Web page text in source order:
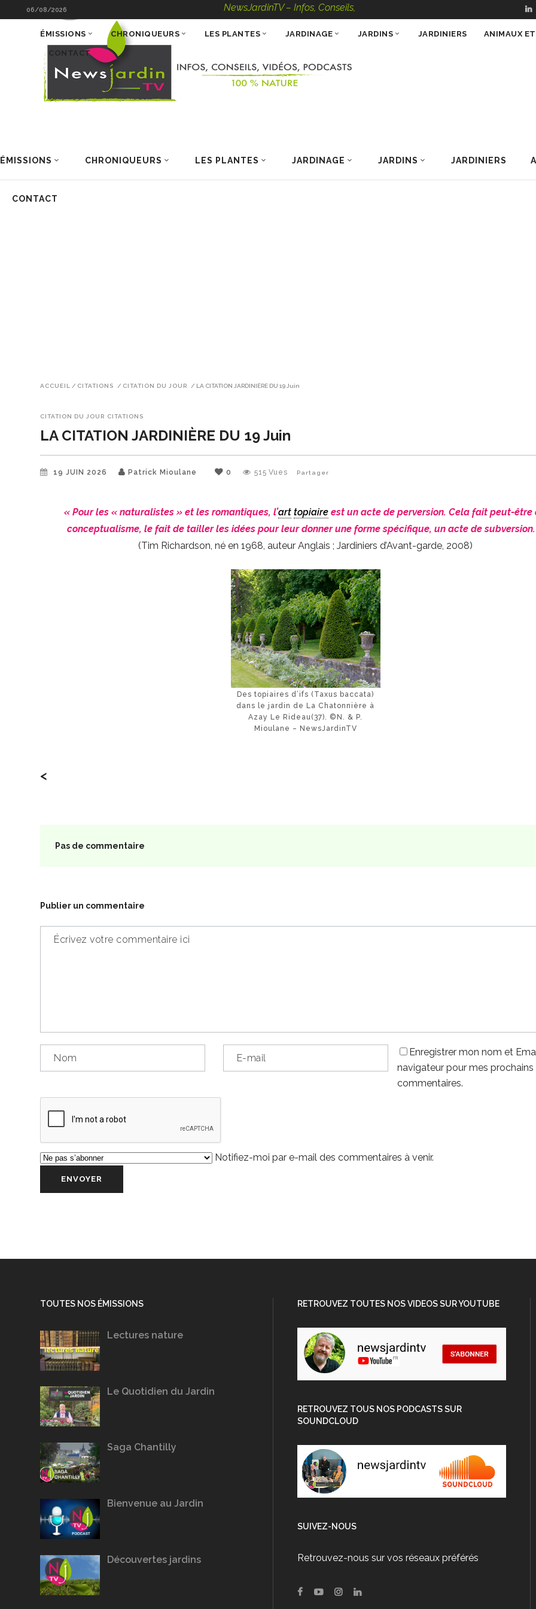
06/08/2026 NewsJardinTV – Infos, Conseils, Vidéos, Podcasts – 100 % Nature
ÉMISSIONS CHRONIQUEURS LES PLANTES JARDINAGE JARDINS JARDINIERS
CONTACT
ÉMISSIONS CHRONIQUEURS LES PLANTES JARDINAGE JARDINS JARDINIERS ANIMAUX
CONTACT
ACCUEIL / CITATIONS / CITATION DU JOUR / LA CITATION JARDINIÈRE DU 19 Juin
CITATION DU JOUR CITATIONS
LA CITATION JARDINIÈRE DU 19 Juin
19 JUIN 2026 Patrick Mioulane 0 515 Vues Partager
« Pour les « naturalistes » et les romantiques, l’art topiaire est un acte de perversion. Cela fait peut-être
conceptualisme, le fait de tailler les idées pour leur donner une forme spécifique, un acte de
(Tim Richardson, né en 1968, auteur Anglais ; Jardiniers d’Avant-garde, 2008)
Des topiaires d’ifs (Taxus baccata)
dans le jardin de La Chatonnière à
Azay Le Rideau(37). ©N. & P.
Mioulane – NewsJardinTV
<
Pas de commentaire
Publier un commentaire
Enregistrer mon nom et
navigateur pour mes prochains
commentaires.
Notifiez-moi par e-mail des commentaires à venir.
TOUTES NOS ÉMISSIONS
Lectures nature
Le Quotidien du Jardin
Saga Chantilly
Bienvenue au Jardin
Découvertes jardins
RETROUVEZ TOUTES NOS VIDEOS SUR YOUTUBE
RETROUVEZ TOUS NOS PODCASTS SUR
SOUNDCLOUD
SUIVEZ-NOUS
Retrouvez-nous sur vos réseaux préférés